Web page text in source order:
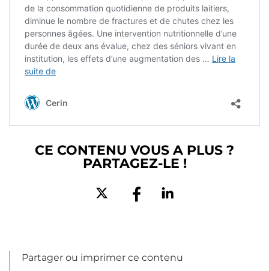
CE CONTENU VOUS A PLUS ?
PARTAGEZ-LE !
Partager ou imprimer ce contenu